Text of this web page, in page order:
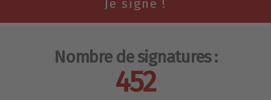
Nombre de signatures :
452